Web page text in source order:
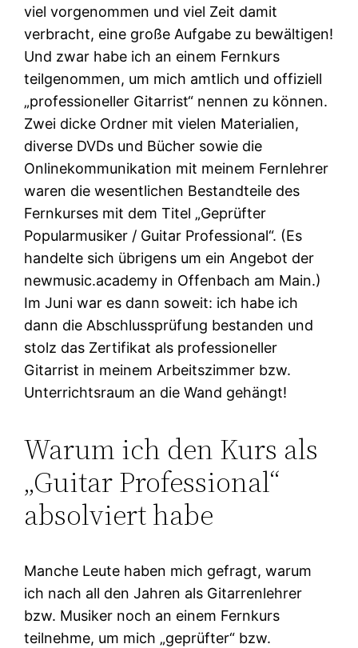
viel vorgenommen und viel Zeit damit
verbracht, eine große Aufgabe zu bewältigen!
Und zwar habe ich an einem Fernkurs
teilgenommen, um mich amtlich und offiziell
„professioneller Gitarrist“ nennen zu können.
Zwei dicke Ordner mit vielen Materialien,
diverse DVDs und Bücher sowie die
Onlinekommunikation mit meinem Fernlehrer
waren die wesentlichen Bestandteile des
Fernkurses mit dem Titel „Geprüfter
Popularmusiker / Guitar Professional“. (Es
handelte sich übrigens um ein Angebot der
newmusic.academy in Offenbach am Main.)
Im Juni war es dann soweit: ich habe ich
dann die Abschlussprüfung bestanden und
stolz das Zertifikat als professioneller
Gitarrist in meinem Arbeitszimmer bzw.
Unterrichtsraum an die Wand gehängt!
Warum ich den Kurs als
„Guitar Professional“
absolviert habe
Manche Leute haben mich gefragt, warum
ich nach all den Jahren als Gitarrenlehrer
bzw. Musiker noch an einem Fernkurs
teilnehme, um mich „geprüfter“ bzw.